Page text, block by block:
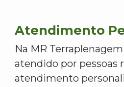
Atendimento
Na MR
atendido por pessoas
atendimento